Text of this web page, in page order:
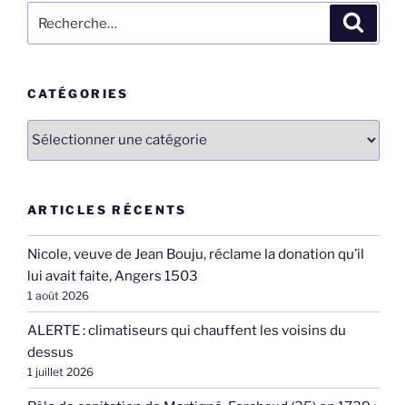
pour
CATÉGORIES
Catégories
ARTICLES RÉCENTS
Nicole, veuve de Jean Bouju, réclame la donation qu’il
lui avait faite, Angers 1503
1 août 2026
ALERTE : climatiseurs qui chauffent les voisins du
dessus
1 juillet 2026